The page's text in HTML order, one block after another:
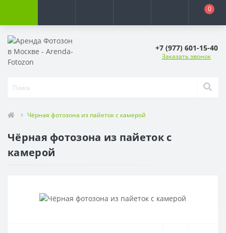
0
+7 (977) 601-15-40
Заказать звонок
Чёрная фотозона из пайеток с камерой
Чёрная фотозона из пайеток с
камерой